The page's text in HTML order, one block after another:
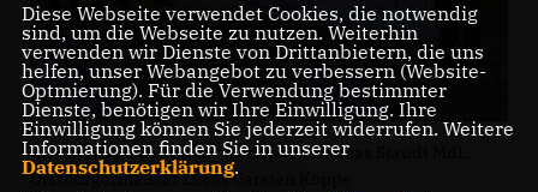
v.l. Christoph Plötze, Lucas Köppe, Thomas Staudt MdL,
Ortsbürgermeister Lucas Carsten Köppe
Diese Webseite verwendet Cookies, die notwendig
sind, um die Webseite zu nutzen. Weiterhin
verwenden wir Dienste von Drittanbietern, die uns
helfen, unser Webangebot zu verbessern (Website-
Optmierung). Für die Verwendung bestimmter
Dienste, benötigen wir Ihre Einwilligung. Ihre
Einwilligung können Sie jederzeit widerrufen. Weitere
Informationen finden Sie in unserer
Datenschutzerklärung.